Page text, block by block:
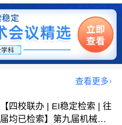
查看更多
【四校联办 | EI稳定检索 | 往
届均已检索】第九届机械工